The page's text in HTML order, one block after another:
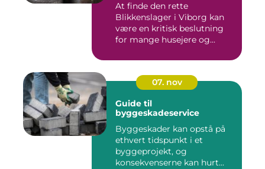
At finde den rette
Blikkenslager i Viborg kan
være en kritisk beslutning
for mange husejere og...
07. nov
Guide til
byggeskadeservice
Byggeskader kan opstå på
ethvert tidspunkt i et
byggeprojekt, og
konsekvenserne kan hurt...